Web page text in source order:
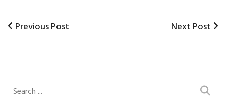
Post
Previous
Previous Post
Next
Next Post